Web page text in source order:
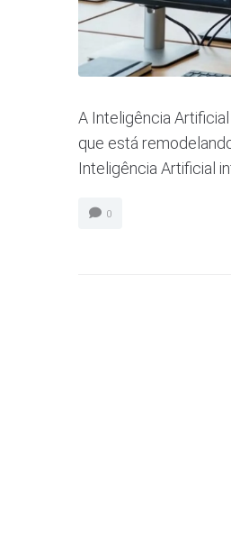
A Inteligência
que está
Inteligência Artificial
0